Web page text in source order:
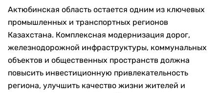
Актюбинская область остается одним из ключевых
промышленных и транспортных регионов
Казахстана. Комплексная модернизация дорог,
железнодорожной инфраструктуры, коммунальных
объектов и общественных пространств должна
повысить инвестиционную привлекательность
региона, улучшить качество жизни жителей и